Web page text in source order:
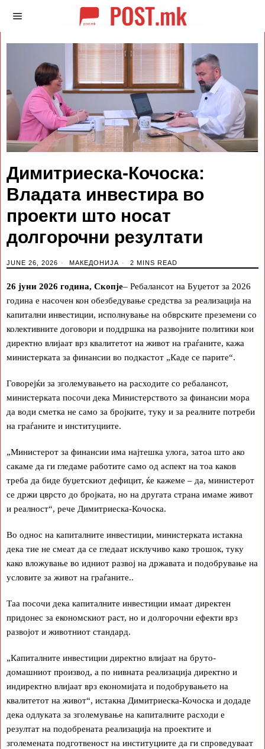
Димитриеска-Кочоска:
Владата инвестира во
проекти што носат
долгорочни резултати
JUNE 26, 2026 МАКЕДОНИЈА 2 MINS READ
26 јуни 2026 година, Скопје– Ребалансот на Буџетот за 2026
година е насочен кон обезбедување средства за реализација на
капитални инвестиции, исполнување на обврските преземени со
колективните договори и поддршка на развојните политики кои
директно влијаат врз квалитетот на живот на граѓаните, кажа
министерката за финансии во подкастот „Каде се парите“.
Говорејќи за зголемувањето на расходите со ребалансот,
министерката посочи дека Министерството за финансии мора
да води сметка не само за бројките, туку и за реалните потреби
на граѓаните и институциите.
„Министерот за финансии има најтешка улога, затоа што ако
сакаме да ги гледаме работите само од аспект на тоа каков
треба да биде буџетскиот дефицит, ќе кажеме – да, министерот
се држи цврсто до бројката, но на другата страна имаме живот
и реалност“, рече Димитриеска-Кочоска.
Во однос на капиталните инвестиции, министерката истакна
дека тие не смеат да се гледаат исклучиво како трошок, туку
како вложување во идниот развој на државата и подобрување на
условите за живот на граѓаните..
Таа посочи дека капиталните инвестиции имаат директен
придонес за економскиот раст, но и долгорочни ефекти врз
развојот и животниот стандард.
„Капиталните инвестиции директно влијаат на бруто-
домашниот производ, а по нивната реализација директно и
индиректно влијаат врз економијата и подобрувањето на
квалитетот на живот“, истакна Димитриеска-Кочоска и додаде
дека одлуката за зголемување на капиталните расходи е
резултат на подобрената реализација на проектите и
зголемената подготвеност на институциите да ги спроведуваат